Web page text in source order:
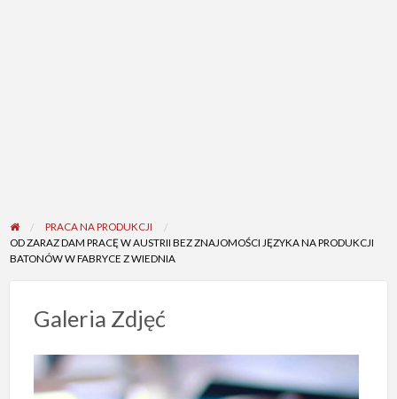
PRACA NA PRODUKCJI
OD ZARAZ DAM PRACĘ W AUSTRII BEZ ZNAJOMOŚCI JĘZYKA NA PRODUKCJI
BATONÓW W FABRYCE Z WIEDNIA
Galeria Zdjęć